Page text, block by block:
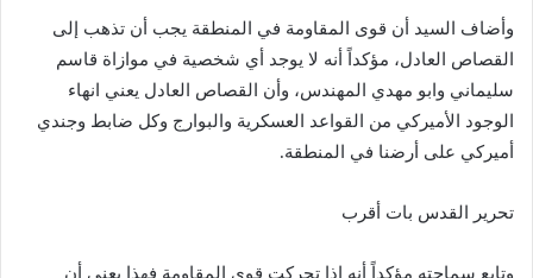
وأضاف السيد أن قوى المقاومة في المنطقة يجب أن تذهب إلى
القصاص العادل، مؤكداً أنه لا يوجد أي شخصية في موازاة قاسم
سليماني وابو مهدي المهندس، وأن القصاص العادل يعني انهاء
الوجود الأميركي من القواعد العسكرية والبوارج وكل ضابط وجندي
أميركي على أرضنا في المنطقة.
تحرير القدس بات أقرب
وتابع سماحته مؤكداً أنه إذا تحركت قوى المقاومة فهذا يعني أن